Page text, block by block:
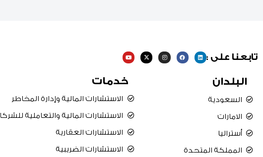
تابعنا على : L
i
n
F
a
c
I
n
s
X
-
t
Y
o
u
b
e البلدان
السعودية
الامارات
أستراليا
المملكة المتحدة
خدمات
الاستشارات المالية وإدارة المخاطر
الاستشارات المالية والتعاملية
الاستشارات العقارية
الاستشارات الضريبية